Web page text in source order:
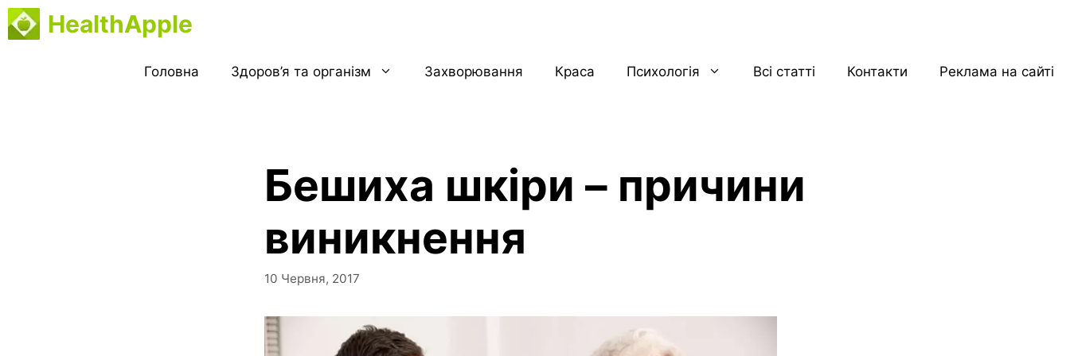
Перейти
до
HealthApple
Головна Здоров’я та організм Захворювання Краса Психологія Всі статті Контакти Реклама на сайті
Бешиха шкіри – причини
виникнення
10 Червня, 2017